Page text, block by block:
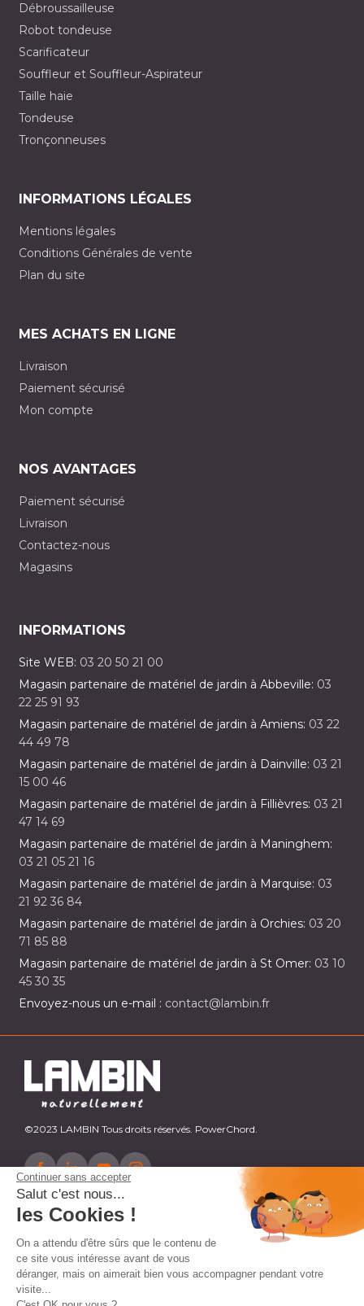
Continuer sans accepter
Salut c'est nous...
les Cookies !
On a attendu d'être sûrs que le contenu de
ce site vous intéresse avant de vous
déranger, mais on aimerait bien vous accompagner pendant votre
visite...
Débroussailleuse
Robot tondeuse
Scarificateur
Souffleur et Souffleur-Aspirateur
Taille haie
Tondeuse
Tronçonneuses
INFORMATIONS LÉGALES
Mentions légales
Conditions Générales de vente
Plan du site
MES ACHATS EN LIGNE
Livraison
Paiement sécurisé
Mon compte
NOS AVANTAGES
Paiement sécurisé
Livraison
Contactez-nous
Magasins
INFORMATIONS
Site WEB: 03 20 50 21 00
Magasin partenaire de matériel de jardin à Abbeville: 03
22 25 91 93
Magasin partenaire de matériel de jardin à Amiens: 03 22
44 49 78
Magasin partenaire de matériel de jardin à Dainville: 03 21
15 00 46
Magasin partenaire de matériel de jardin à Fillièvres: 03 21
47 14 69
Magasin partenaire de matériel de jardin à Maninghem:
03 21 05 21 16
Magasin partenaire de matériel de jardin à Marquise: 03
21 92 36 84
Magasin partenaire de matériel de jardin à Orchies: 03 20
71 85 88
Magasin partenaire de matériel de jardin à St Omer: 03 10
45 30 35
Envoyez-nous un e-mail : contact@lambin.fr
©2023 LAMBIN Tous droits réservés. PowerChord.